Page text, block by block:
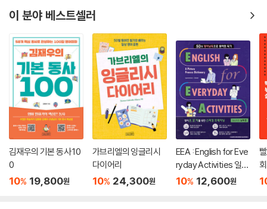
이 분야 베스트셀러
김재우의 기본 동사 10
0
10% 19,800원
가브리엘의 잉글리시
다이어리
10% 24,300원
EEA : English for Eve
ryday Activities 일상
표현 낭독편
10% 12,600원